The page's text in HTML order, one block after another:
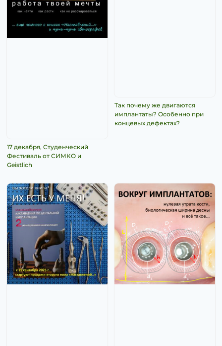
17 декабря, Студенческий
Фестиваль от СИМКО и
Geistlich
Так почему же двигаются
имплантаты? Особенно при
концевых дефектах?